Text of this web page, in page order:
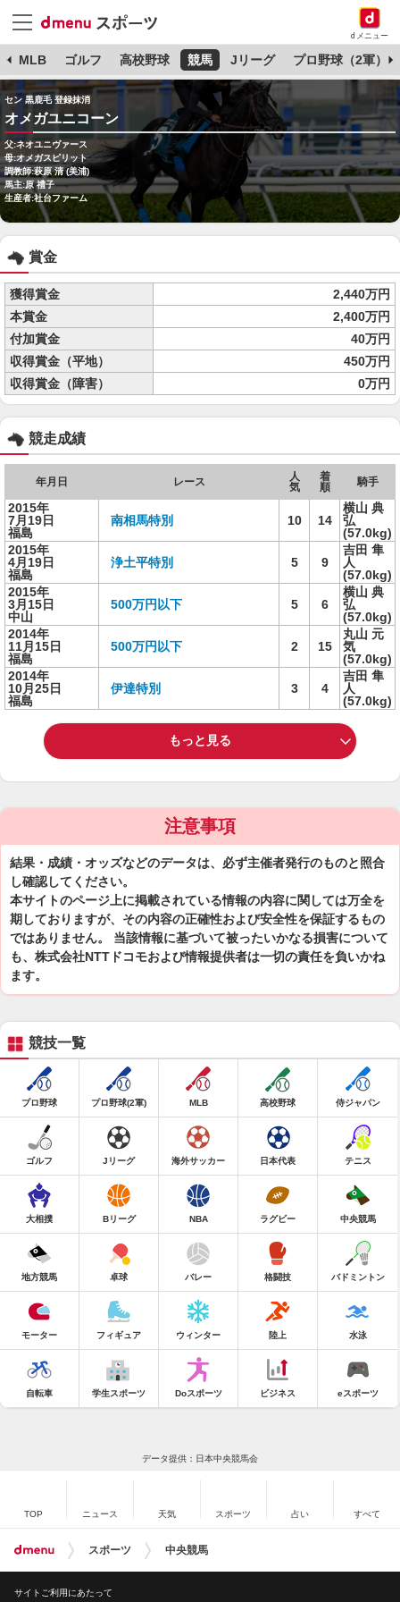
dメニュー
MLB ゴルフ 高校野球 競馬 Jリーグ プロ野球（2軍）
セン 黒鹿毛 登録抹消
オメガユニコーン
父:ネオユニヴァース
母:オメガスピリット
調教師:萩原 清 (美浦)
馬主:原 禮子
生産者:社台ファーム
賞金
獲得賞金
2,440万円
本賞金
2,400万円
付加賞金
40万円
収得賞金（平地）
450万円
収得賞金（障害）
0万円
競走成績
年月日 レース
人
気
着
順
騎手
2015年
7月19日
福島
南相馬特別 10 14
横山 典
弘
(57.0kg)
2015年
4月19日
福島
浄土平特別 5 9
吉田 隼
人
(57.0kg)
2015年
3月15日
中山
500万円以下 5 6
横山 典
弘
(57.0kg)
2014年
11月15日
福島
500万円以下 2 15
丸山 元
気
(57.0kg)
2014年
10月25日
福島
伊達特別 3 4
吉田 隼
人
(57.0kg)
もっと見る
注意事項
結果・成績・オッズなどのデータは、必ず主催者発行のものと照合
し確認してください。
本サイトのページ上に掲載されている情報の内容に関しては万全を
期しておりますが、その内容の正確性および安全性を保証するもの
ではありません。 当該情報に基づいて被ったいかなる損害について
も、株式会社NTTドコモおよび情報提供者は一切の責任を負いかね
ます。
競技一覧
プロ野球 プロ野球(2軍) MLB 高校野球 侍ジャパン
ゴルフ Jリーグ 海外サッカー 日本代表 テニス
大相撲 Bリーグ NBA ラグビー 中央競馬
地方競馬 卓球 バレー 格闘技 バドミントン
モーター フィギュア ウィンター 陸上 水泳
自転車 学生スポーツ Doスポーツ ビジネス eスポーツ
データ提供：日本中央競馬会
TOP ニュース 天気 スポーツ 占い すべて
スポーツ 中央競馬
サイトご利用にあたって